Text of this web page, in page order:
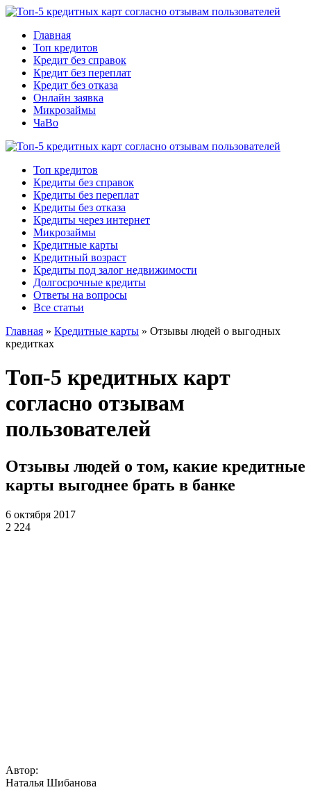
Главная
Топ кредитов
Кредит без справок
Кредит без переплат
Кредит без отказа
Онлайн заявка
Микрозаймы
ЧаВо
Топ кредитов
Кредиты без справок
Кредиты без переплат
Кредиты без отказа
Кредиты через интернет
Микрозаймы
Кредитные карты
Кредитный возраст
Кредиты под залог недвижимости
Долгосрочные кредиты
Ответы на вопросы
Все статьи
Главная » Кредитные карты » Отзывы людей о выгодных
кредитках
Топ-5 кредитных карт
согласно отзывам
пользователей
Отзывы людей о том, какие кредитные
карты выгоднее брать в банке
6 октября 2017
2 224
Автор:
Наталья Шибанова